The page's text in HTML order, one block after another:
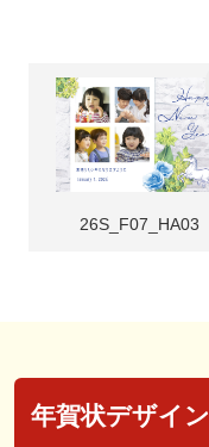
26S_F07_HA03
年賀状デザイン